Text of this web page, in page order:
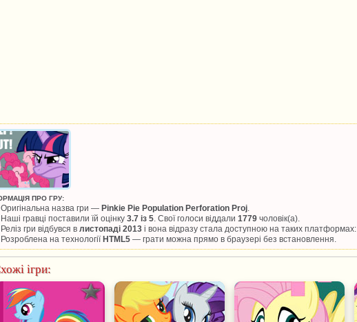
ПРО ГРУ:
Оригінальна назва гри — Pinkie Pie Population Perforation Proj.
Наші гравці поставили їй оцінку 3.7 із 5. Свої голоси віддали 1779 чоловік(а).
Реліз гри відбувся в листопаді 2013 і вона відразу стала доступною на таких платформах:
Розроблена на технології HTML5 — грати можна прямо в браузері без встановлення.
ігри: